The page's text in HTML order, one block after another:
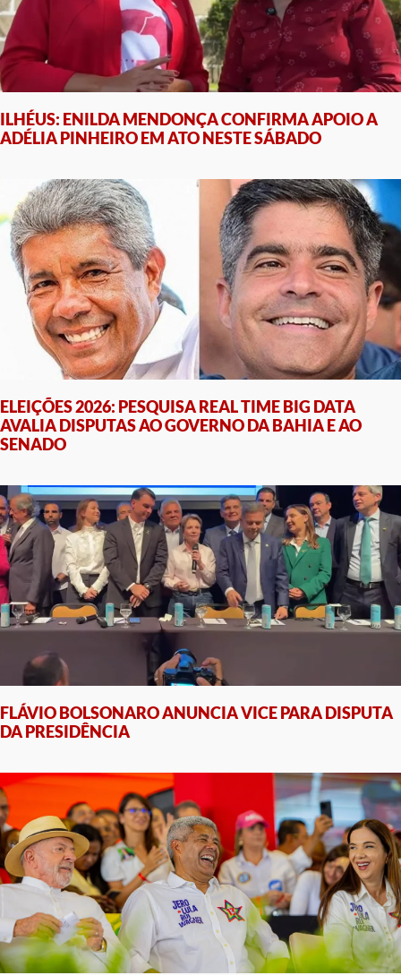
ILHÉUS: ENILDA MENDONÇA CONFIRMA APOIO A
ADÉLIA PINHEIRO EM ATO NESTE SÁBADO
ELEIÇÕES 2026: PESQUISA REAL TIME BIG DATA
AVALIA DISPUTAS AO GOVERNO DA BAHIA E AO
SENADO
FLÁVIO BOLSONARO ANUNCIA VICE PARA DISPUTA
DA PRESIDÊNCIA